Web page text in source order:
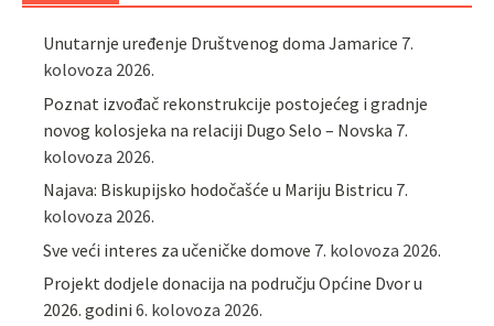
Unutarnje uređenje Društvenog doma Jamarice 7.
kolovoza 2026.
Poznat izvođač rekonstrukcije postojećeg i gradnje
novog kolosjeka na relaciji Dugo Selo – Novska 7.
kolovoza 2026.
Najava: Biskupijsko hodočašće u Mariju Bistricu 7.
kolovoza 2026.
Sve veći interes za učeničke domove 7. kolovoza 2026.
Projekt dodjele donacija na području Općine Dvor u
2026. godini 6. kolovoza 2026.